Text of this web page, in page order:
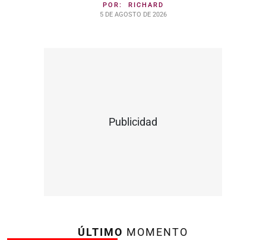
POR: RICHARD
5 DE AGOSTO DE 2026
Publicidad
ÚLTIMO MOMENTO